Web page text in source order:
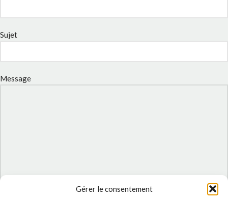
Gérer le consentement
Sujet
Message